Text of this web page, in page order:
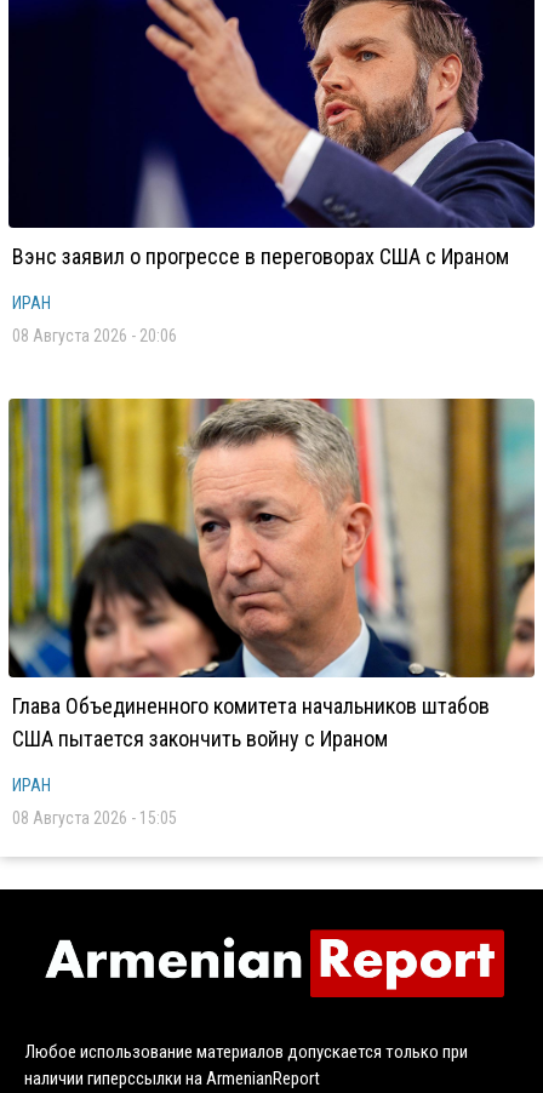
Вэнс заявил о прогрессе в переговорах США с Ираном
ИРАН
08 Августа 2026 - 20:06
Глава Объединенного комитета начальников штабов
США пытается закончить войну с Ираном
ИРАН
08 Августа 2026 - 15:05
Любое использование материалов допускается только при
наличии гиперссылки на ArmenianReport